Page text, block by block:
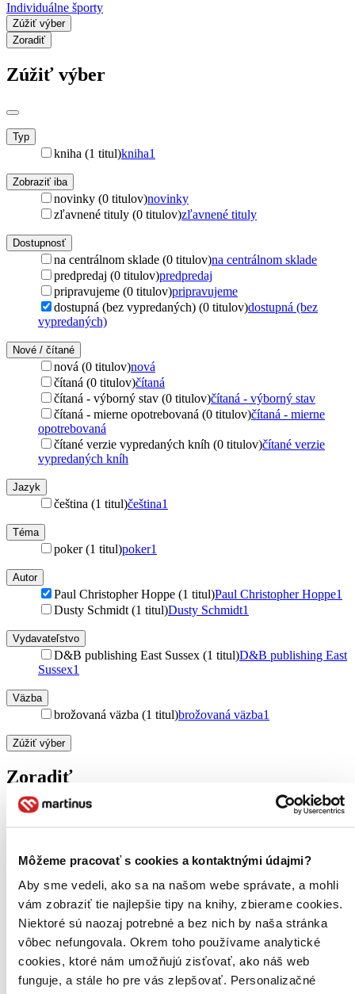
Môžeme pracovať s cookies a kontaktnými údajmi?
Aby sme vedeli, ako sa na našom webe správate, a mohli
vám zobraziť tie najlepšie tipy na knihy, zbierame cookies.
Niektoré sú naozaj potrebné a bez nich by naša stránka
vôbec nefungovala. Okrem toho používame analytické
cookies, ktoré nám umožňujú zisťovať, ako náš web
funguje, a stále ho pre vás zlepšovať. Personalizačné
Individuálne športy
Zúžiť výber
Zoradiť
Zúžiť výber
Typ
kniha (1 titul)kniha1
Zobraziť iba
novinky (0 titulov)novinky
zľavnené tituly (0 titulov)zľavnené tituly
Dostupnosť
na centrálnom sklade (0 titulov)na centrálnom sklade
predpredaj (0 titulov)predpredaj
pripravujeme (0 titulov)pripravujeme
dostupná (bez vypredaných) (0 titulov)dostupná (bez
vypredaných)
Nové / čítané
nová (0 titulov)nová
čítaná (0 titulov)čítaná
čítaná - výborný stav (0 titulov)čítaná - výborný stav
čítaná - mierne opotrebovaná (0 titulov)čítaná - mierne
opotrebovaná
čítané verzie vypredaných kníh (0 titulov)čítané verzie
vypredaných kníh
Jazyk
čeština (1 titul)čeština1
Téma
poker (1 titul)poker1
Autor
Paul Christopher Hoppe (1 titul)Paul Christopher Hoppe1
Dusty Schmidt (1 titul)Dusty Schmidt1
Vydavateľstvo
D&B publishing East Sussex (1 titul)D&B publishing East
Sussex1
Väzba
brožovaná väzba (1 titul)brožovaná väzba1
Zúžiť výber
Zoradiť
Top hodnotené
Novinky
Najlacnejšie
Najvyššia zľava
Použité filtre
Zrušiť filtre